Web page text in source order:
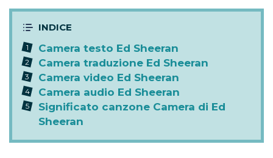
Camera testo Ed Sheeran
Camera traduzione Ed Sheeran
Camera video Ed Sheeran
Camera audio Ed Sheeran
Significato canzone Camera di Ed
Sheeran